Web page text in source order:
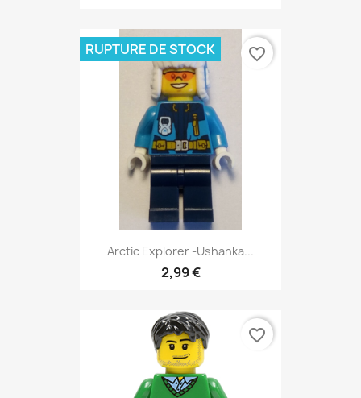
Arctic Explorer -Ushanka...
2,99 €
RUPTURE DE STOCK favorite_border
favorite_border